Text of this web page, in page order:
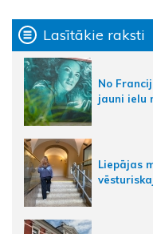
Lasītākie raksti
No
jauni ielu
Liepājas